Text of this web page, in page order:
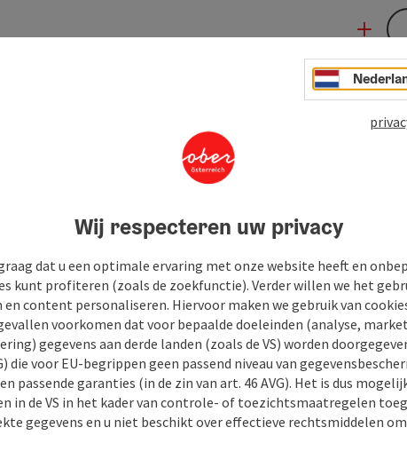
Wij respecteren uw privacy
dat u een optimale ervaring met onze website heeft en
kunt profiteren (zoals de zoekfunctie). Verder willen we het
en content personaliseren. Hiervoor maken we gebruik van
voorkomen dat voor bepaalde doeleinden (analyse,
gegevens aan derde landen (zoals de VS) worden
die voor EU-begrippen geen passend niveau van
passende garanties (in de zin van art. 46 AVG). Het is dus
in de VS in het kader van controle- of toezichtsmaatregelen
gegevens en u niet beschikt over effectieve rechtsmiddelen